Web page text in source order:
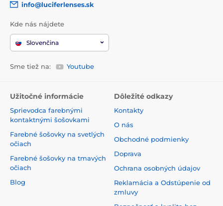
info@luciferlenses.sk
Kde nás nájdete
Slovenčina
Sme tiež na: Youtube
Užitočné informácie
Sprievodca farebnými
kontaktnými šošovkami
Farebné šošovky na svetlých
očiach
Farebné šošovky na tmavých
očiach
Blog
Dôležité odkazy
Kontakty
O nás
Obchodné podmienky
Doprava
Ochrana osobných údajov
Reklamácia a Odstúpenie od
zmluvy